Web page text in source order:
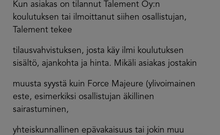
Kun asiakas on tilannut Talement Oy:n
koulutuksen tai ilmoittanut siihen osallistujan,
Talement tekee
tilausvahvistuksen, josta käy ilmi koulutuksen
sisältö, ajankohta ja hinta. Mikäli asiakas jostakin
muusta syystä kuin Force Majeure (ylivoimainen
este, esimerkiksi osallistujan äkillinen
sairastuminen,
yhteiskunnallinen epävakaisuus tai jokin muu